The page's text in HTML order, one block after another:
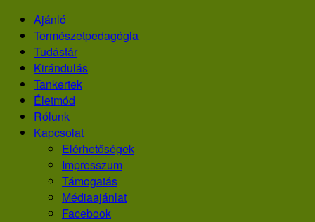
Skip
content
Ajánló
Természetpedagógia
Tudástár
Kirándulás
Tankertek
Életmód
Rólunk
Kapcsolat
Elérhetőségek
Impresszum
Támogatás
Médiaajánlat
Facebook